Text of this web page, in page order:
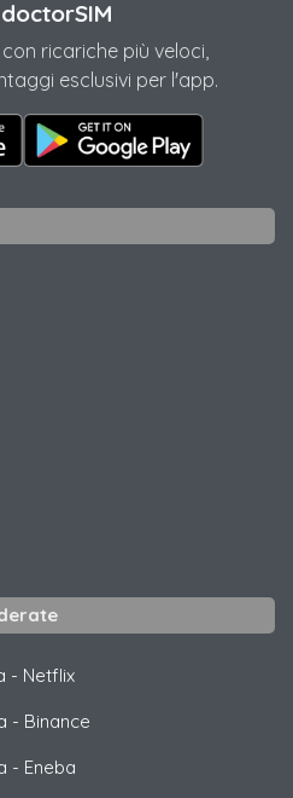
ricariche più veloci,
esclusivi per l'app.
- Netflix
- Binance
- Eneba